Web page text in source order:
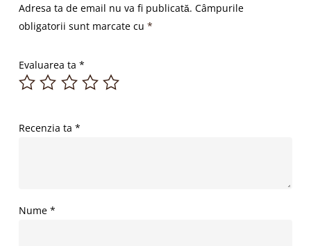
Adresa ta de email nu va fi publicată. Câmpurile
obligatorii sunt marcate cu *
Evaluarea ta *
Recenzia ta *
Nume *